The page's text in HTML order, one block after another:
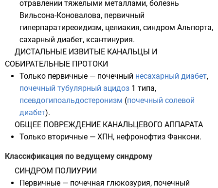
отравлении тяжелыми металлами, болезнь
Вильсона-Коновалова, первичный
гиперпаратиреоидизм, целиакия, синдром Альпорта,
сахарный диабет, ксантинурия.
ДИСТАЛЬНЫЕ ИЗВИТЫЕ КАНАЛЬЦЫ И
СОБИРАТЕЛЬНЫЕ ПРОТОКИ
Только первичные — почечный несахарный диабет,
почечный тубулярный ацидоз 1 типа,
псевдогипоальдостеронизм (почечный солевой
диабет).
ОБЩЕЕ ПОВРЕЖДЕНИЕ КАНАЛЬЦЕВОГО АППАРАТА
Только вторичные — ХПН, нефронофтиз Фанкони.
Классификация по ведущему синдрому
СИНДРОМ ПОЛИУРИИ
Первичные — почечная глюкозурия, почечный